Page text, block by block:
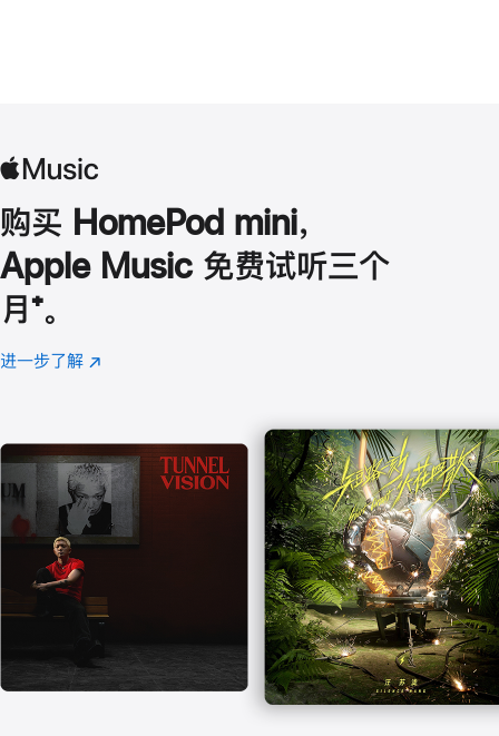
购买 HomePod mini，
Apple Music 免费试听三个
月 脚
注
⁺。
进一步了解 Apple
(在
口
中
打
开)